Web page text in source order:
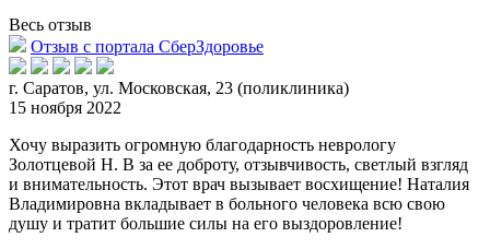
Весь отзыв
Отзыв с портала СберЗдоровье
г. Саратов, ул. Московская, 23 (поликлиника)
15 ноября 2022
Хочу выразить огромную благодарность неврологу
Золотцевой Н. В за ее доброту, отзывчивость, светлый взгляд
и внимательность. Этот врач вызывает восхищение! Наталия
Владимировна вкладывает в больного человека всю свою
душу и тратит большие силы на его выздоровление!